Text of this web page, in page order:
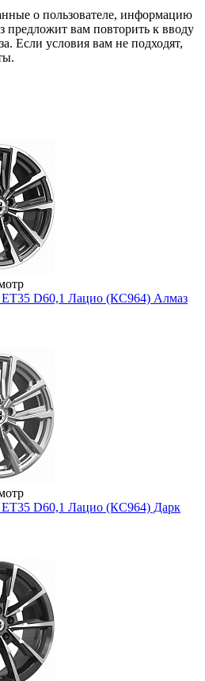
о пользователе, информацию
предложит вам повторить к вводу
Если условия вам не подходят,
ET35 D60,1 Лацио (КС964) Алмаз
ET35 D60,1 Лацио (КС964) Дарк